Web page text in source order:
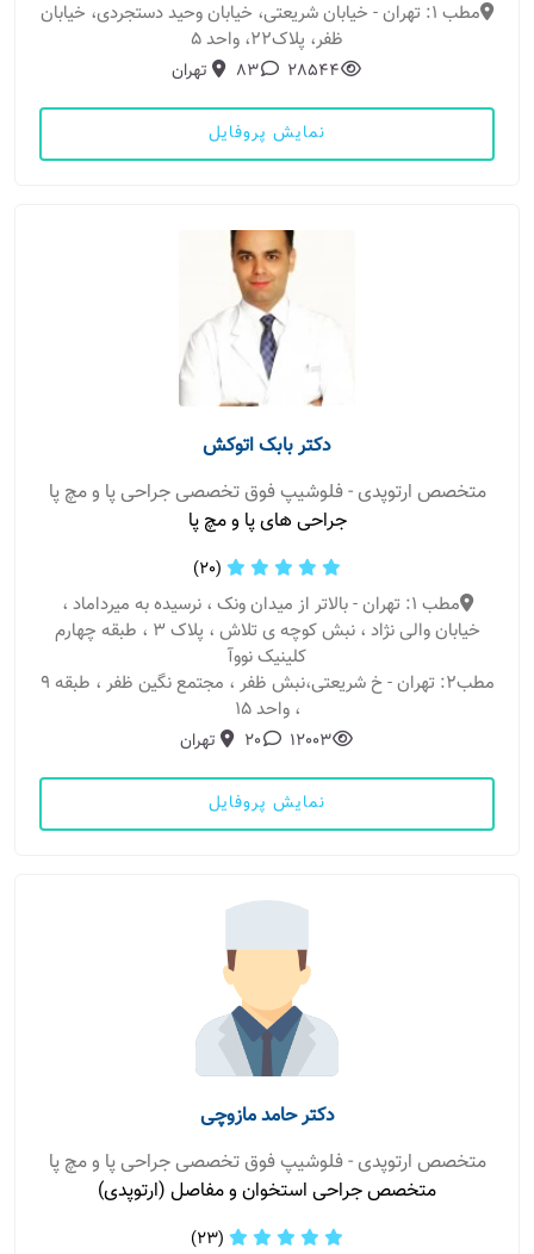
مطب 1: تهران - خیابان شریعتی، خیابان وحید دستجردی، خیابان
ظفر، پلاک22، واحد 5
28544
83 تهران
نمایش پروفایل
دکتر بابک اتوکش
متخصص ارتوپدی - فلوشیپ فوق تخصصی جراحی پا و مچ پا
جراحی های پا و مچ پا
(20)
مطب 1: تهران - بالاتر از میدان ونک ، نرسیده به میرداماد ،
خیابان والی نژاد ، نبش کوچه ی تلاش ، پلاک ۳ ، طبقه چهارم
کلینیک نووآ
مطب2: تهران - خ شریعتی،نبش ظفر ، مجتمع نگین ظفر ، طبقه ۹
، واحد ۱۵
12003
20 تهران
نمایش پروفایل
دکتر حامد مازوچی
متخصص ارتوپدی - فلوشیپ فوق تخصصی جراحی پا و مچ پا
متخصص جراحی استخوان و مفاصل (ارتوپدی)
(23)